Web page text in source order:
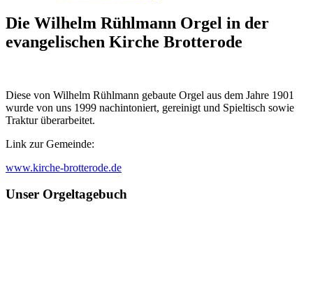
Die Wilhelm Rühlmann Orgel in der
evangelischen Kirche Brotterode
Diese von Wilhelm Rühlmann gebaute Orgel aus dem Jahre 1901
wurde von uns 1999 nachintoniert, gereinigt und Spieltisch sowie
Traktur überarbeitet.
Link zur Gemeinde:
www.kirche-brotterode.de
Unser Orgeltagebuch